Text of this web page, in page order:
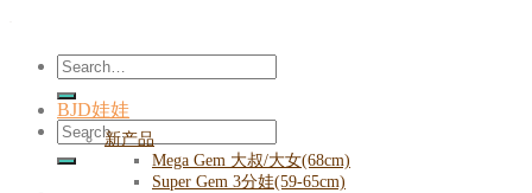
Search
for:
Search
for:
BJD娃娃
新产品
Mega Gem 大叔/大女(68cm)
Super Gem 3分娃(59-65cm)